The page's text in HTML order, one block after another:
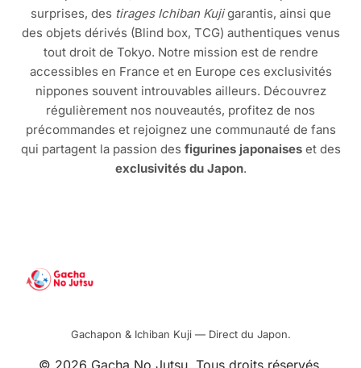
surprises, des tirages Ichiban Kujigarantis, ainsi que
des objets dérivés (Blind box, TCG) authentiques venus
tout droit de Tokyo. Notre mission est de rendre
accessibles en France et en Europe ces exclusivités
nippones souvent introuvables ailleurs. Découvrez
régulièrement nos nouveautés, profitez de nos
précommandes et rejoignez une communauté de fans
qui partagent la passion des figurines japonaiseset des
exclusivités du Japon.
Gachapon & Ichiban Kuji — Direct du Japon.
© 2026 Gacha No Jutsu. Tous droits réservés.